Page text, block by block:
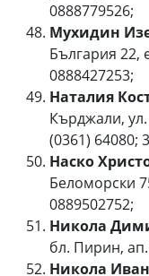
0888779526;
Мухидин
България 22,
0888427253;
Наталия
Кърджали,
(0361) 64080;
Наско
Беломорски
0889502752;
Никола
бл. Пирин,
Никола